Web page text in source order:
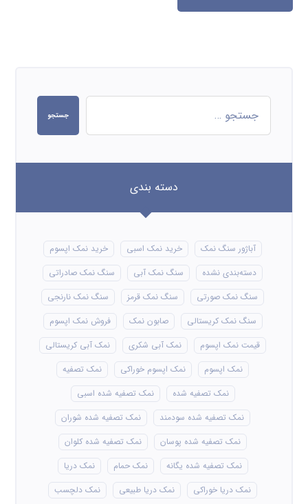
جستجو
دسته بندی
آباژور سنگ نمک خرید نمک اسبی
خرید نمک اپسوم
دسته‌بندی نشده
سنگ نمک آبی
سنگ نمک صادراتی
سنگ نمک صورتی
سنگ نمک قرمز
سنگ نمک نارنجی
سنگ نمک کریستالی
صابون نمک
فروش نمک اپسوم
قیمت نمک اپسوم
نمک آبی شکری
نمک آبی کریستالی
نمک اپسوم
نمک اپسوم خوراکی
نمک تصفیه
نمک تصفیه شده
نمک تصفیه شده اسبی
نمک تصفیه شده سودمند
نمک تصفیه شده شوران
نمک تصفیه شده پوسان
نمک تصفیه شده کلوان
نمک تصفیه شده یگانه
نمک حمام
نمک دریا
نمک دریا خوراکی
نمک دریا طبیعی
نمک دلچسب